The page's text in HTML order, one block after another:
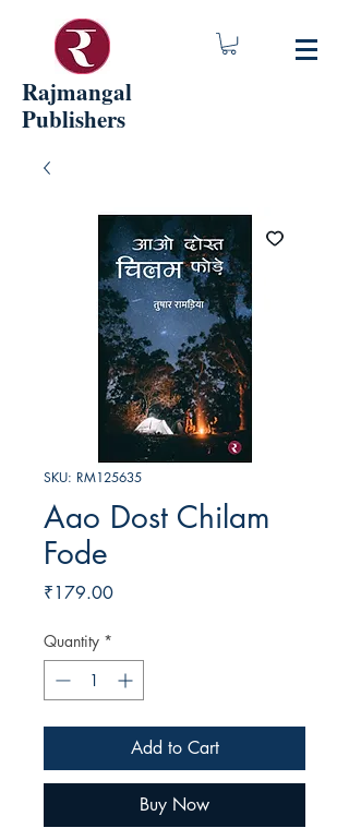
Rajmangal
Publishers
SKU: RM125635
Aao Dost Chilam
Fode
₹179.00Price
Quantity *
Add to Cart
Buy Now